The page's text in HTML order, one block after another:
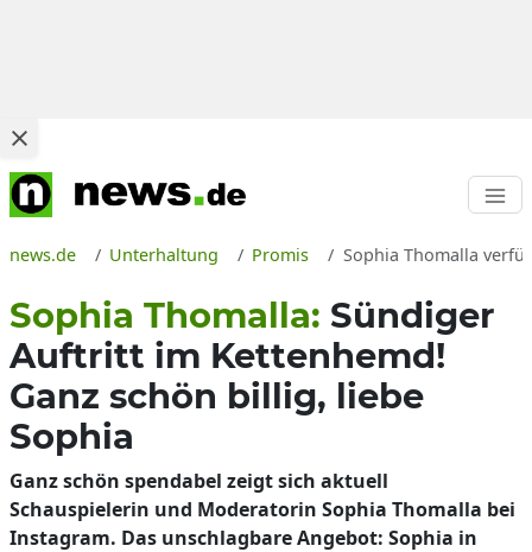
news.de Unterhaltung Promis Sophia Thomalla
Sophia Thomalla: Sündiger
Auftritt im Kettenhemd!
Ganz schön billig, liebe
Sophia
Ganz schön spendabel zeigt sich aktuell
Schauspielerin und Moderatorin Sophia Thomalla bei
Instagram. Das unschlagbare Angebot: Sophia in